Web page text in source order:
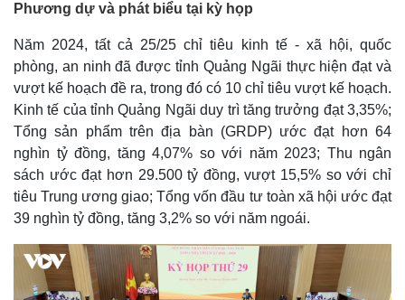
Phương dự và phát biểu tại kỳ họp
Năm 2024, tất cả 25/25 chỉ tiêu kinh tế - xã hội, quốc
phòng, an ninh đã được tỉnh Quảng Ngãi thực hiện đạt và
vượt kế hoạch đề ra, trong đó có 10 chỉ tiêu vượt kế hoạch.
Kinh tế của tỉnh Quảng Ngãi duy trì tăng trưởng đạt 3,35%;
Tổng sản phẩm trên địa bàn (GRDP) ước đạt hơn 64
nghìn tỷ đồng, tăng 4,07% so với năm 2023; Thu ngân
sách ước đạt hơn 29.500 tỷ đồng, vượt 15,5% so với chỉ
tiêu Trung ương giao; Tổng vốn đầu tư toàn xã hội ước đạt
39 nghìn tỷ đồng, tăng 3,2% so với năm ngoái.